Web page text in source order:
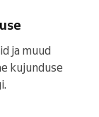
ja muud
kujunduse